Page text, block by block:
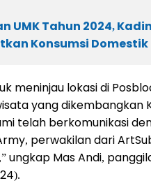
UMK Tahun 2024,
Konsumsi Domestik
meninjau lokasi di
yang dikembangkan
telah berkomunikasi
perwakilan dari
Mas Andi,